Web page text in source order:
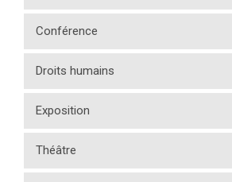
Conférence
Droits humains
Exposition
Théâtre